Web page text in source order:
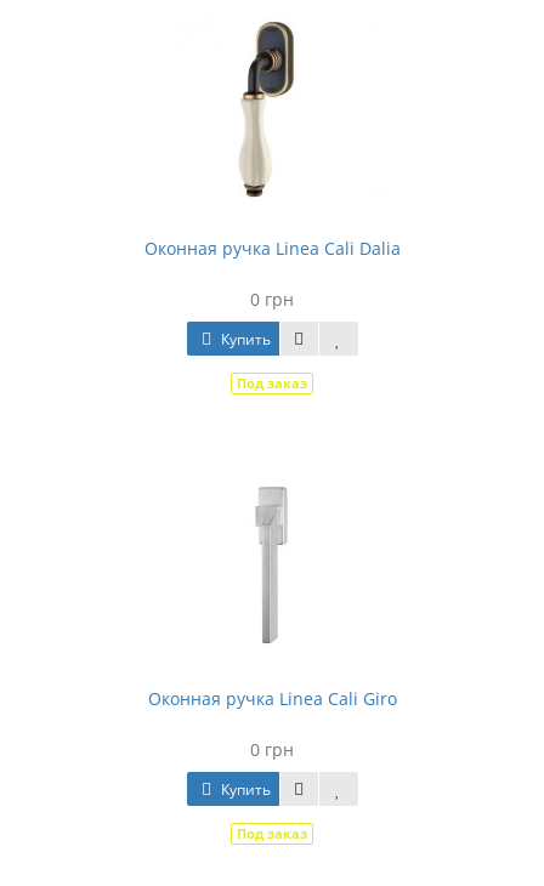
Оконная ручка Linea Cali Dalia
0 грн
Купить
Под заказ
Оконная ручка Linea Cali Giro
0 грн
Купить
Под заказ